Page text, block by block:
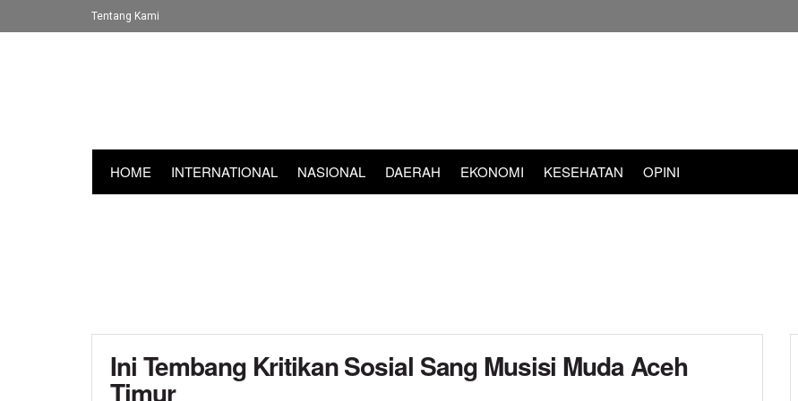
Tentang Kami
HOME INTERNATIONAL NASIONAL DAERAH EKONOMI KESEHATAN OPINI
Ini Tembang Kritikan Sosial Sang Musisi Muda Aceh
Timur